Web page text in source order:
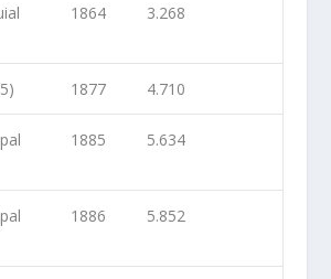
1864 3.268
1877 4.710
1885 5.634
1886 5.852